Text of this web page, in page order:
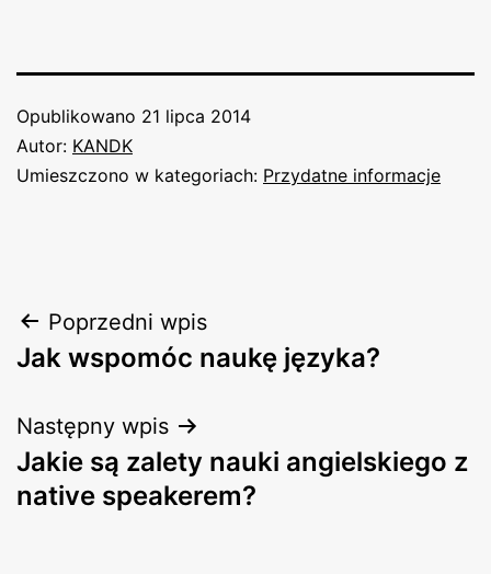
Opublikowano 21 lipca 2014
Autor: KANDK
Umieszczono w kategoriach: Przydatne informacje
Nawigacja
wpisu
Poprzedni wpis
Jak wspomóc naukę języka?
Następny wpis
Jakie są zalety nauki angielskiego z
native speakerem?